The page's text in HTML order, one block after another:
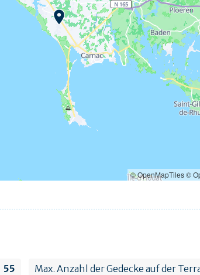
© OpenMapTiles©
55 Max. Anzahl der Gedecke auf der